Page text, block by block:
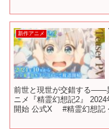
新作アニメ
前世と現世が交錯する――
ニメ『精霊幻想記2』
開始 公式X #精霊幻想記